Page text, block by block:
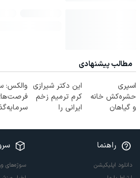
مطالب پیشنهادی
اسپری
حشره‌کش خانه
و گیاهان
نابودکننده انواع
حشرات خانگی و
آفات
این دکتر شیرازی
کرم ترمیم زخم
ایرانی را
والکس:
راهنما
دانلود اپلیکیشن
سوژه‌های